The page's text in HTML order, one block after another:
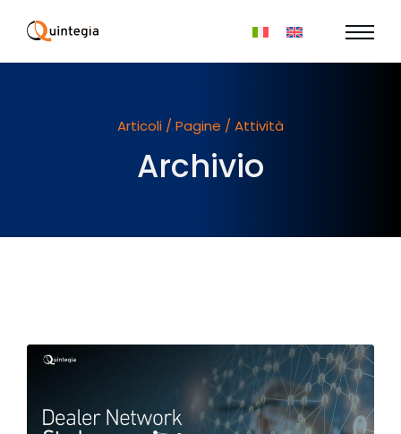
Articoli / Pagine / Attività
Archivio